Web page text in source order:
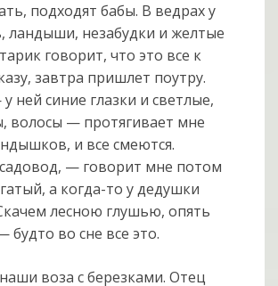
подходят бабы. В ведрах у
ландыши, незабудки и желтые
говорит, что это все к
завтра пришлет поутру.
ней синие глазки и светлые,
волосы — протягивает мне
и все смеются.
— говорит мне потом
а когда-то у дедушки
лесною глушью, опять
будто во сне все это.
воза с березками. Отец